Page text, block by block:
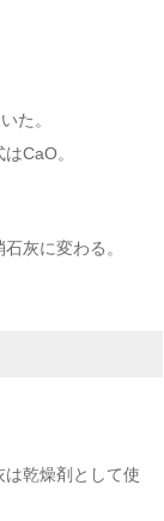
た。
CaO。
灰に変わる。
乾燥剤として使